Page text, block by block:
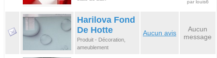
par louis6
Harilova Fond
De Hotte
Produit - Décoration,
ameublement
Aucun avis
Aucun
message